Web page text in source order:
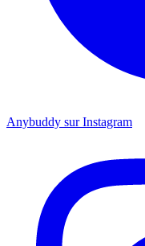
Anybuddy sur Instagram